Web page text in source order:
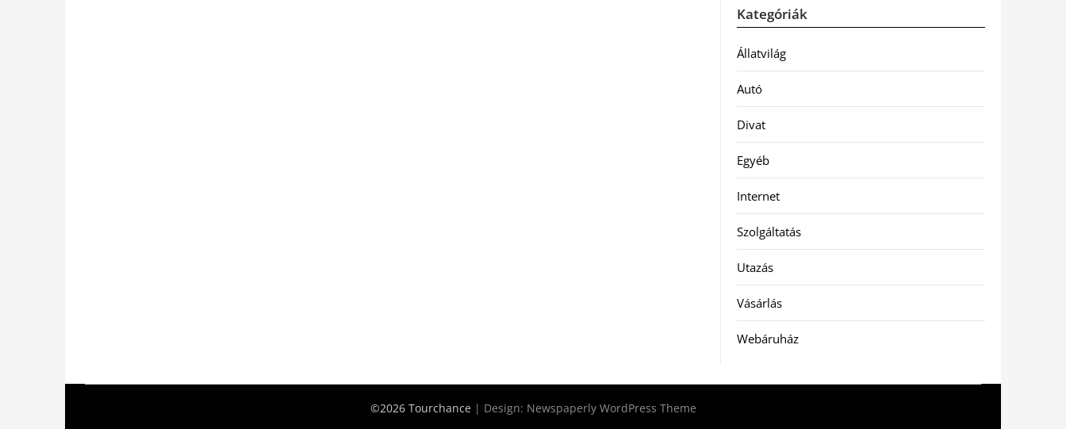
Kategóriák
Állatvilág
Autó
Divat
Egyéb
Internet
Szolgáltatás
Utazás
Vásárlás
Webáruház
©2026 Tourchance | Design: Newspaperly WordPress Theme